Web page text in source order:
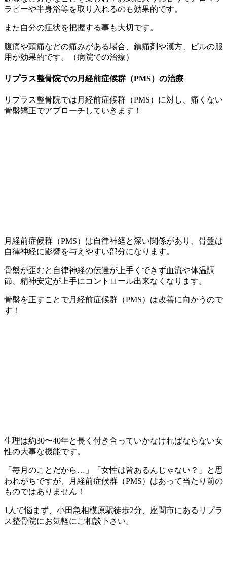
ラピーや半身浴等を取り入れるのも効果的です。
また自分の症状を把握する事も大切です。
腹痛や頭痛などの痛みがある場合、鎮痛剤や漢方、ピルの服
用が効果的です。（病院での治療）
リプラス整骨院での月経前症候群（PMS）の治療
リプラス整骨院では月経前症候群（PMS）に対し、痛くない
骨盤矯正でアプローチしていきます！
月経前症候群（PMS）は自律神経と深い関係があり、骨盤は
自律神経に影響を与えやすい部分になります。
骨盤が歪むと自律神経の伝達が上手くできず血流や体温調
節、精神安定が上手にコントロール出来なくなります。
骨盤を正すことで月経前症候群（PMS）は改善に向かうので
す！
生理は約30〜40年と長く付き合っていかなければならない女
性の大事な機能です。
「毎月のことだから…」「女性は皆あるんじゃない？」と思
われがちですが、月経前症候群（PMS）はあって当たり前の
ものではありません！
1人で悩まず、小田急相模原駅徒歩2分、座間市にあるリプラ
ス整骨院にお気軽にご相談下さい。